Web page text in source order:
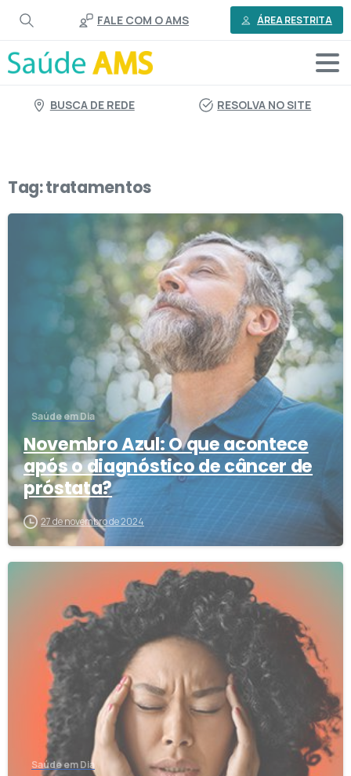
conteúdo
FALE COM O AMS ÁREA RESTRITA
BUSCA DE REDE RESOLVA NO SITE
Tag:tratamentos
2
Saúde em Dia
Novembro Azul: O que acontece
após o diagnóstico de câncer de
próstata?
27 de novembro de 2024
Saúde em Dia